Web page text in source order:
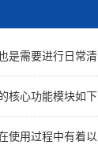
需要进行日常清洗的
核心功能模块如下
过程中有着以下技巧